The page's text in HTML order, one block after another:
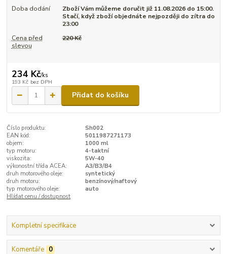
Doba dodání
Zboží Vám můžeme doručit již 11.08.2026 do 15:00.
Stačí, když zboží objednáte nejpozději do zítra do
23:00
Cena před
slevou
220 Kč
234 Kč/ks
193 Kč bez DPH
Přidat do košíku
Číslo produktu:
Sh002
EAN kód:
5011987271173
objem:
1000 ml
typ motoru:
4-taktní
viskozita:
5W-40
výkonostní třída ACEA:
A3/B3/B4
druh motorového oleje:
syntetický
druh motoru:
benzínový/naftový
typ motorového oleje:
auto
Hlídat cenu / dostupnost
Kompletní specifikace
Komentáře 0